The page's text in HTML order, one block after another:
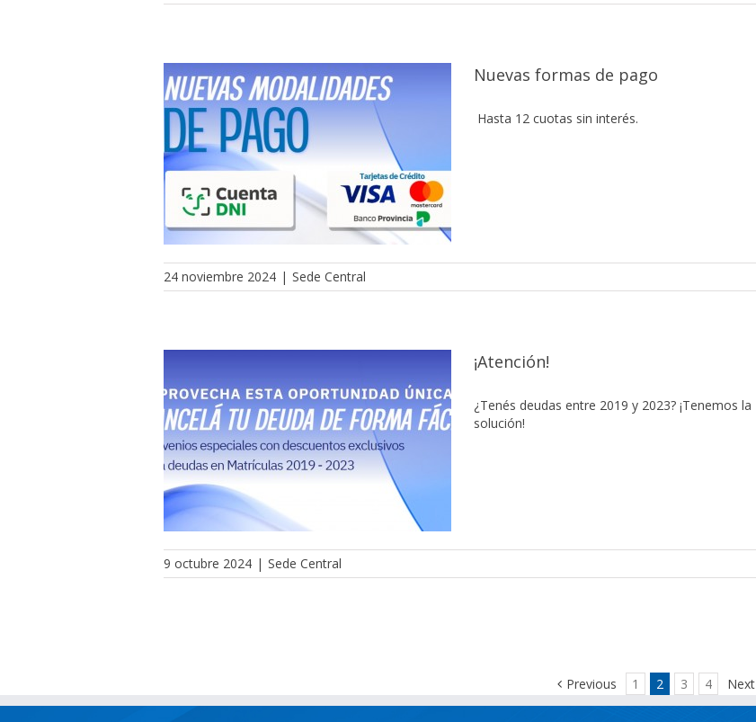
Nuevas formas de pago
Hasta 12 cuotas sin interés.
24 noviembre 2024 | Sede Central
¡Atención!
¿Tenés deudas entre 2019 y 2023? ¡Tenemos la
solución!
9 octubre 2024 | Sede Central
Previous 1 2 3 4 Next